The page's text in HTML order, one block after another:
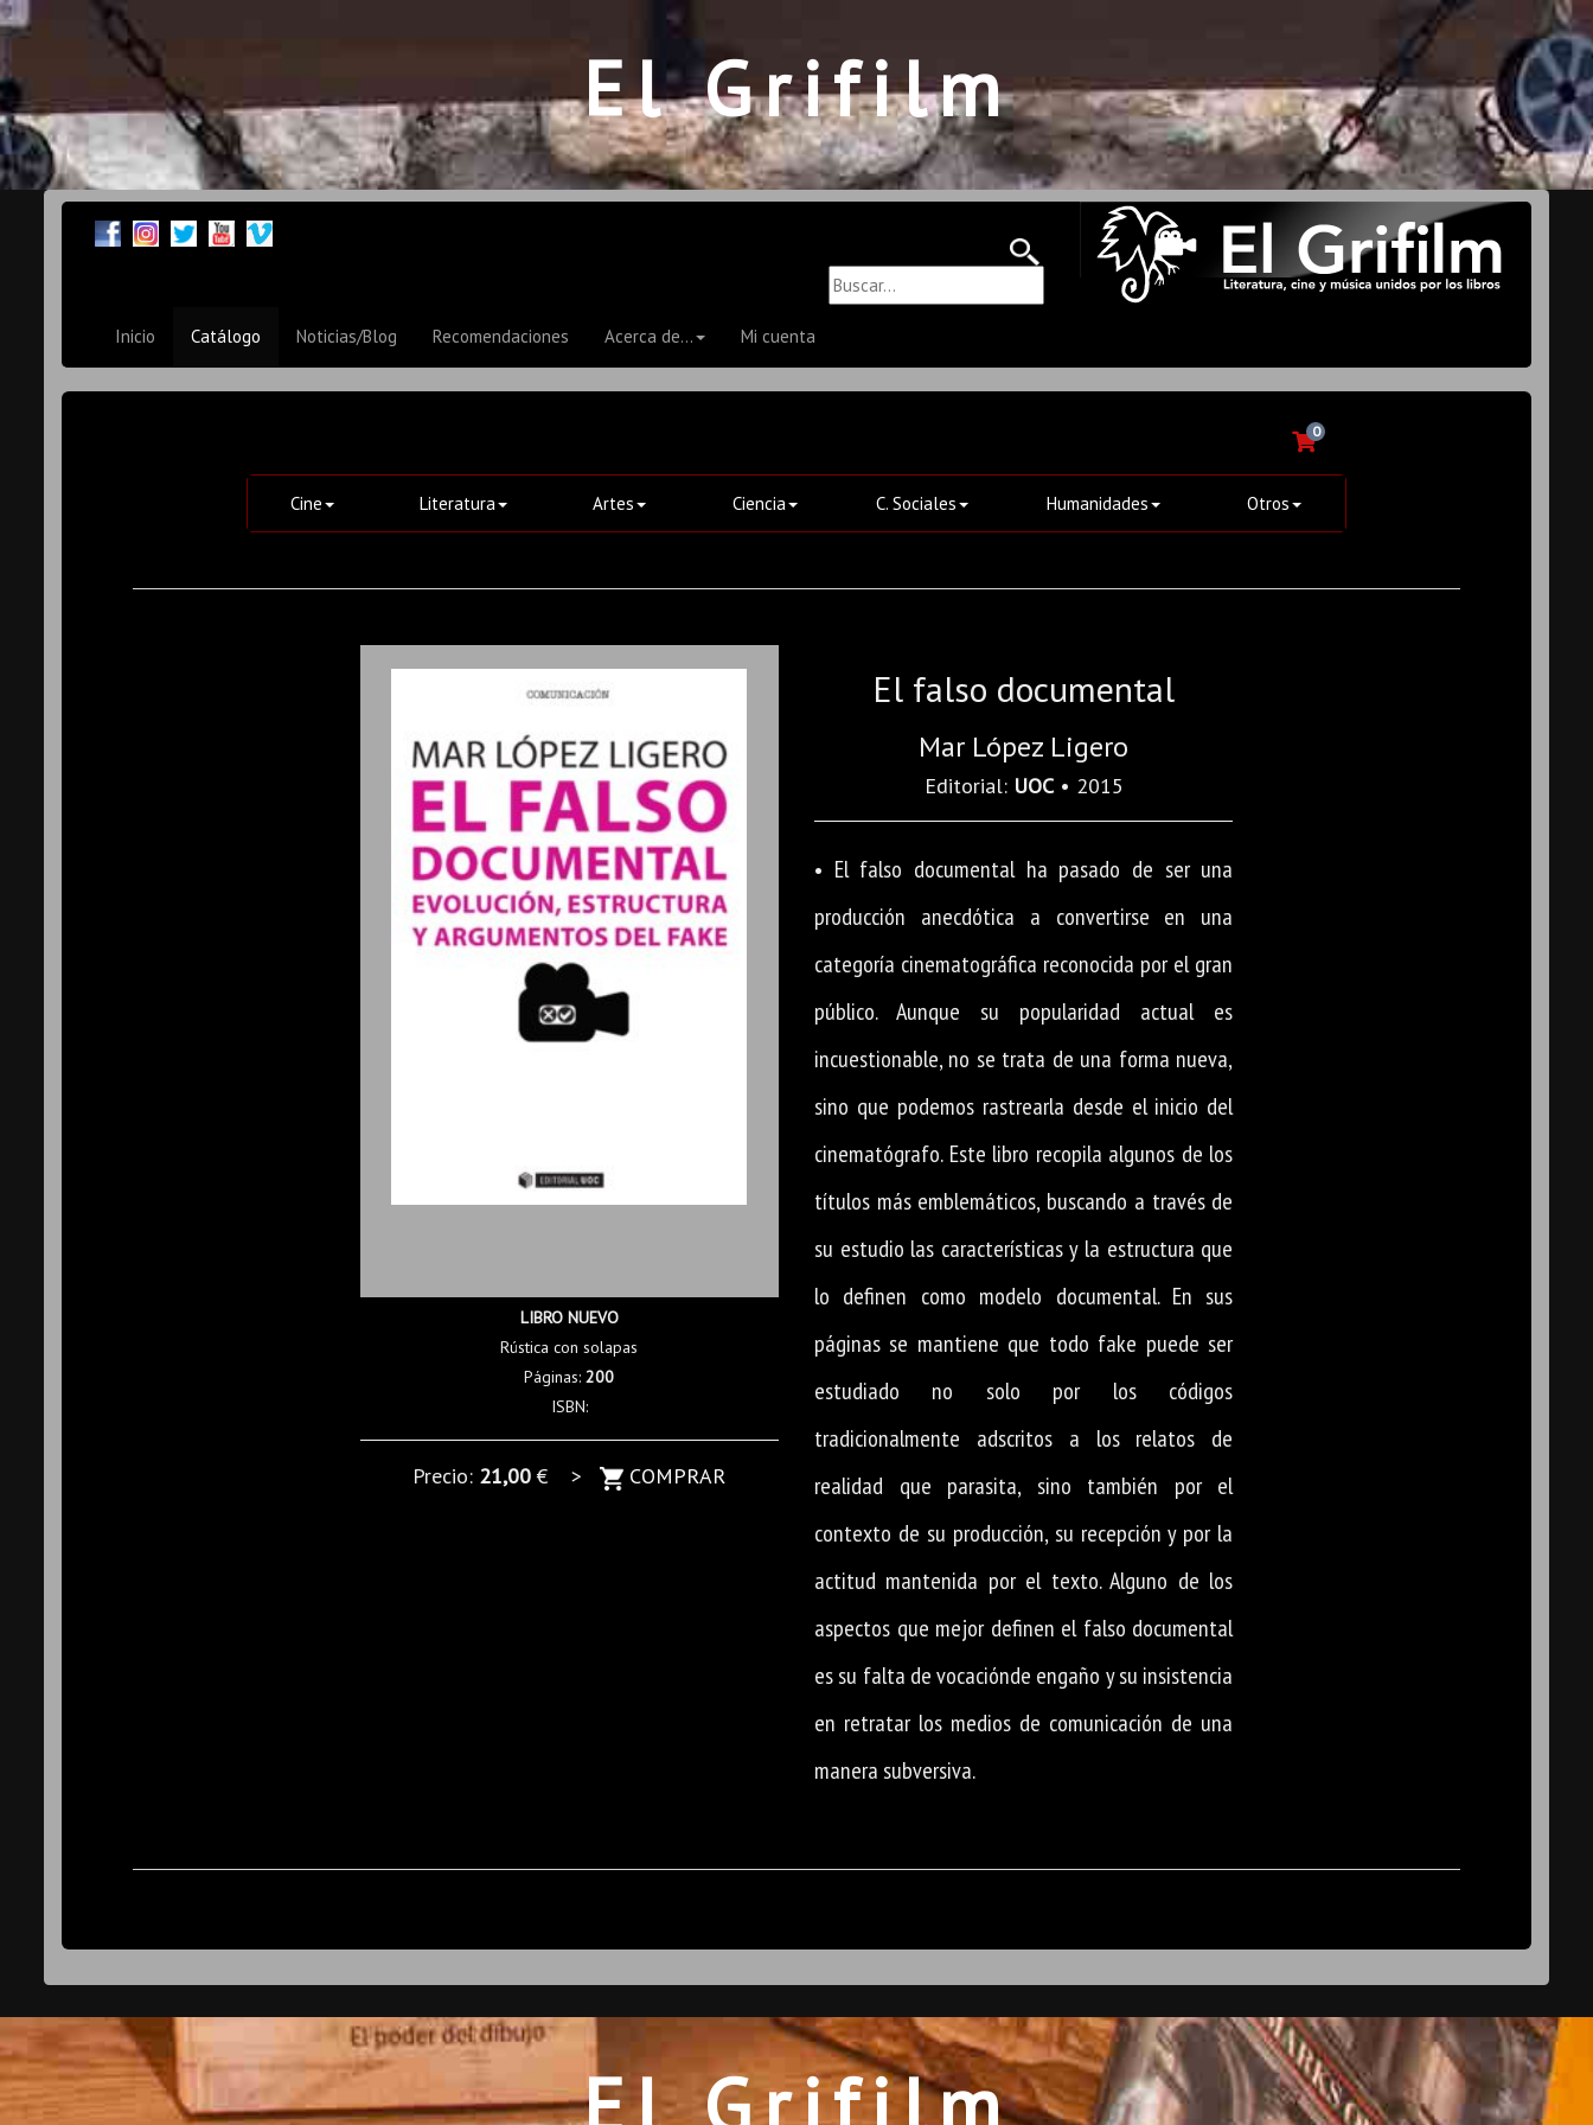
El Grifilm
Inicio Catálogo Noticias/Blog Recomendaciones Acerca de... Mi cuenta
0
Cine Literatura Artes Ciencia C. Sociales Humanidades Otros
LIBRO NUEVO
Rústica con solapas
Páginas:200
ISBN:
Precio: 21,00€ > COMPRAR
El falso documental
Mar López Ligero
Editorial: UOC• 2015
• El falso documental ha pasado de ser una
producción anecdótica a convertirse en una
categoría cinematográfica reconocida por el gran
público. Aunque su popularidad actual es
incuestionable, no se trata de una forma nueva,
sino que podemos rastrearla desde el inicio del
cinematógrafo. Este libro recopila algunos de los
títulos más emblemáticos, buscando a través de
su estudio las características y la estructura que
lo definen como modelo documental. En sus
páginas se mantiene que todo fake puede ser
estudiado no solo por los códigos
tradicionalmente adscritos a los relatos de
realidad que parasita, sino también por el
contexto de su producción, su recepción y por la
actitud mantenida por el texto. Alguno de los
aspectos que mejor definen el falso documental
es su falta de vocaciónde engaño y su insistencia
en retratar los medios de comunicación de una
manera subversiva.
El Grifilm